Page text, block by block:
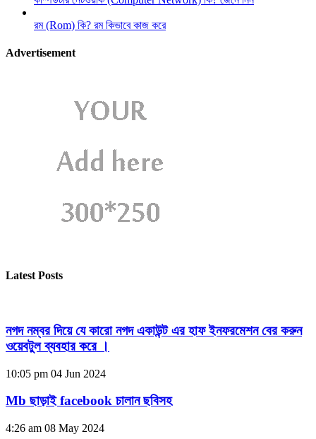
রম (Rom) কি? রম কিভাবে কাজ করে
Advertisement
Latest Posts
নগদ নম্বর দিয়ে যে কারো নগদ একাউন্ট এর হাফ ইনফরমেশন বের করুন
ওয়েবটুল ব্যবহার করে ।
10:05 pm 04 Jun 2024
Mb ছাড়াই facebook চালান ছবিসহ
4:26 am 08 May 2024